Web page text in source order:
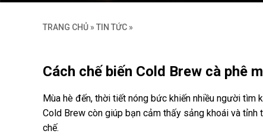
TRANG CHỦ » TIN TỨC »
Cách chế biến Cold Brew cà phê
Mùa hè đến, thời tiết nóng bức khiến nhiều người tìm
Cold Brew còn giúp bạn cảm thấy sảng khoái và tỉnh
chế.